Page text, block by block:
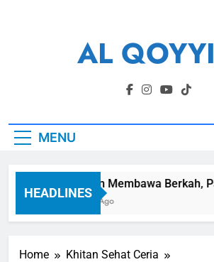
AL
Yayasan Al Qoyyim
MENU
HEADLINES
Panen Membawa Berkah,
6 Hari Ago
Home
Khitan Sehat Ceria